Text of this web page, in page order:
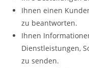
Ihnen einen
zu beantworten.
Ihnen
Dienstleistungen,
zu senden.